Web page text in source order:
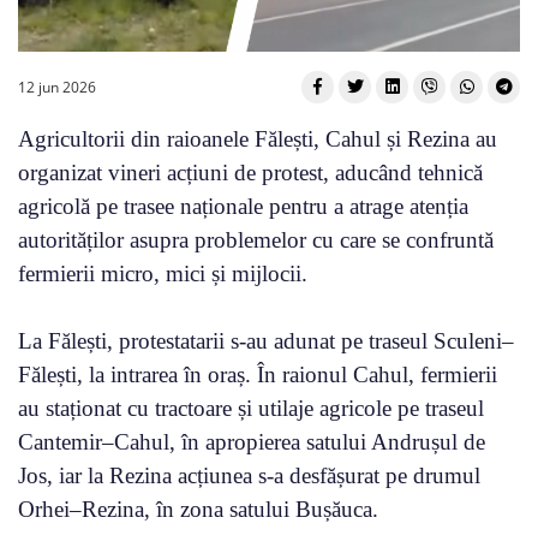
12 jun 2026
Agricultorii din raioanele Fălești, Cahul și Rezina au
organizat vineri acțiuni de protest, aducând tehnică
agricolă pe trasee naționale pentru a atrage atenția
autorităților asupra problemelor cu care se confruntă
fermierii micro, mici și mijlocii.
La Fălești, protestatarii s-au adunat pe traseul Sculeni–
Fălești, la intrarea în oraș. În raionul Cahul, fermierii
au staționat cu tractoare și utilaje agricole pe traseul
Cantemir–Cahul, în apropierea satului Andrușul de
Jos, iar la Rezina acțiunea s-a desfășurat pe drumul
Orhei–Rezina, în zona satului Bușăuca.